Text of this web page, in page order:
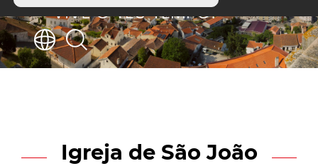
Igreja de São João